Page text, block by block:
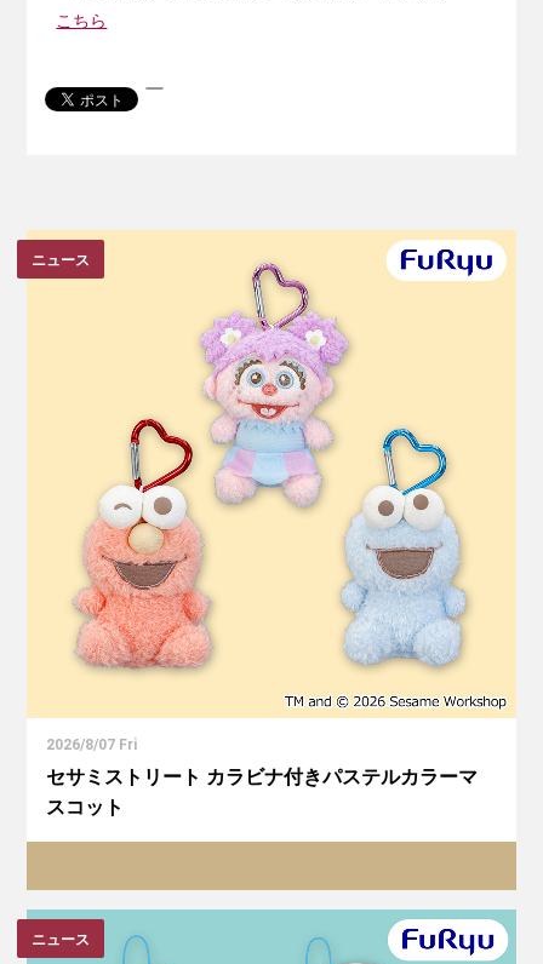
こちら
ニュース
2026/8/07 Fri
セサミストリート カラビナ付きパステルカラーマ
スコット
ニュース